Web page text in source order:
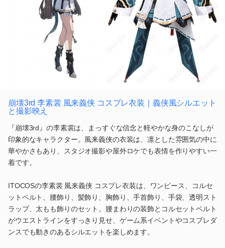
崩壊3rd 李素裳 風来義侠 コスプレ衣装｜義侠風シルエット
と撮影映え
『崩壊3rd』の李素裳は、まっすぐな信念と軽やかな身のこなしが
印象的なキャラクター。風来義侠の衣装は、凛とした雰囲気の中に
華やかさもあり、スタジオ撮影や屋外ロケでも表情を作りやすい一
着です。
ITOCOSの李素裳 風来義侠 コスプレ衣装は、ワンピース、コルセ
ットベルト、腰飾り、髪飾り、胸飾り、手首飾り、手袋、透明スト
ラップ、太もも飾りのセット。腰まわりの装飾とコルセットベルト
がウエストラインをすっきり見せ、ゲーム系イベントやコスプレダ
ンスでも動きのあるシルエットを楽しめます。